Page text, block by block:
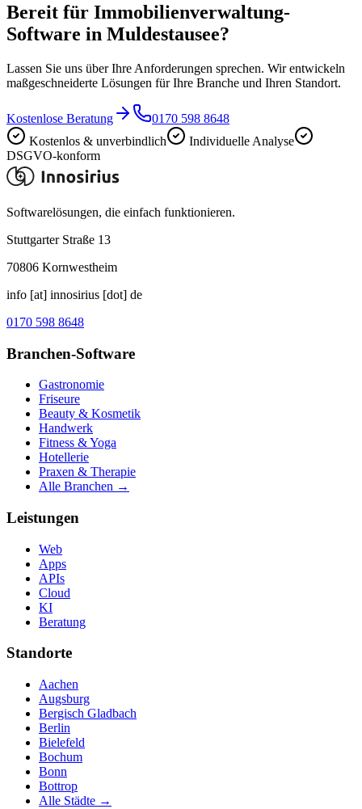
Bereit für Immobilienverwaltung-
Software in Muldestausee?
Lassen Sie uns über Ihre Anforderungen sprechen. Wir entwickeln
maßgeschneiderte Lösungen für Ihre Branche und Ihren Standort.
Kostenlose Beratung
0170 598 8648
Kostenlos & unverbindlich
Individuelle Analyse
DSGVO-konform
Softwarelösungen, die einfach funktionieren.
Stuttgarter Straße 13
70806 Kornwestheim
info [at] innosirius [dot] de
0170 598 8648
Branchen-Software
Gastronomie
Friseure
Beauty & Kosmetik
Handwerk
Fitness & Yoga
Hotellerie
Praxen & Therapie
Alle Branchen →
Leistungen
Web
Apps
APIs
Cloud
KI
Beratung
Standorte
Aachen
Augsburg
Bergisch Gladbach
Berlin
Bielefeld
Bochum
Bonn
Bottrop
Alle Städte →